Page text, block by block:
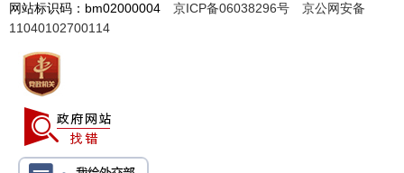
网站标识码：bm02000004 京ICP备06038296号
京公网安备
11040102700114